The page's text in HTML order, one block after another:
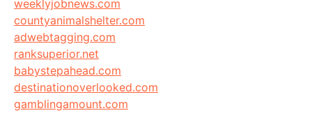
weeklyjobnews.com
countyanimalshelter.com
adwebtagging.com
ranksuperior.net
babystepahead.com
destinationoverlooked.com
gamblingamount.com